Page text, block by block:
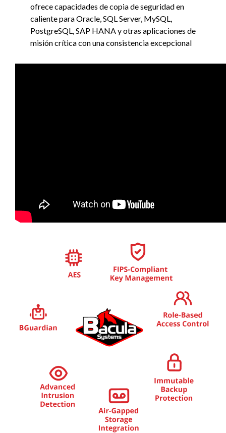
ofrece capacidades de copia de seguridad en
caliente para Oracle, SQL Server, MySQL,
PostgreSQL, SAP HANA y otras aplicaciones de
misión crítica con una consistencia excepcional